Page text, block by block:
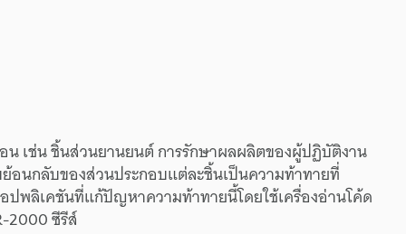
น เช่น ชิ้นส่วนยานยนต์ การรักษาผลผลิตของผู้ปฏิบัติงาน
อนกลับของส่วนประกอบแต่ละชิ้นเป็นความท้าทายที่
พลิเคชันที่แก้ปัญหาความท้าทายนี้โดยใช้เครื่องอ่านโค้ด
2000 ซีรีส์